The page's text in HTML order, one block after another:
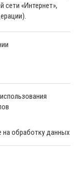
сети «Интернет»,
на обработку данных